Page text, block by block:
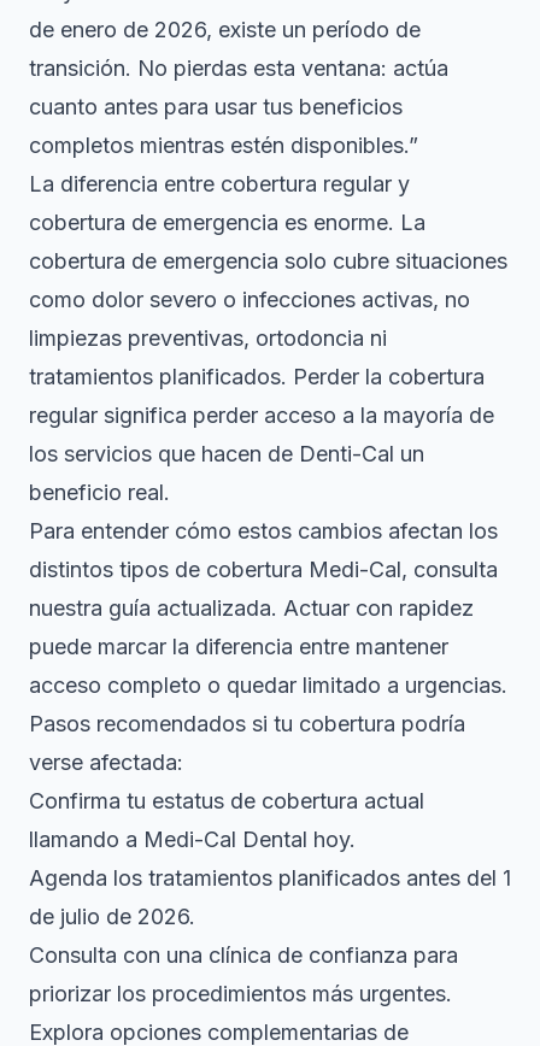
de enero de 2026, existe un período de
transición. No pierdas esta ventana: actúa
cuanto antes para usar tus beneficios
completos mientras estén disponibles.”
La diferencia entre cobertura regular y
cobertura de emergencia es enorme. La
cobertura de emergencia solo cubre situaciones
como dolor severo o infecciones activas, no
limpiezas preventivas, ortodoncia ni
tratamientos planificados. Perder la cobertura
regular significa perder acceso a la mayoría de
los servicios que hacen de Denti-Cal un
beneficio real.
Para entender cómo estos cambios afectan los
distintos tipos de cobertura Medi-Cal, consulta
nuestra guía actualizada. Actuar con rapidez
puede marcar la diferencia entre mantener
acceso completo o quedar limitado a urgencias.
Pasos recomendados si tu cobertura podría
verse afectada:
Confirma tu estatus de cobertura actual
llamando a Medi-Cal Dental hoy.
Agenda los tratamientos planificados antes del 1
de julio de 2026.
Consulta con una clínica de confianza para
priorizar los procedimientos más urgentes.
Explora opciones complementarias de